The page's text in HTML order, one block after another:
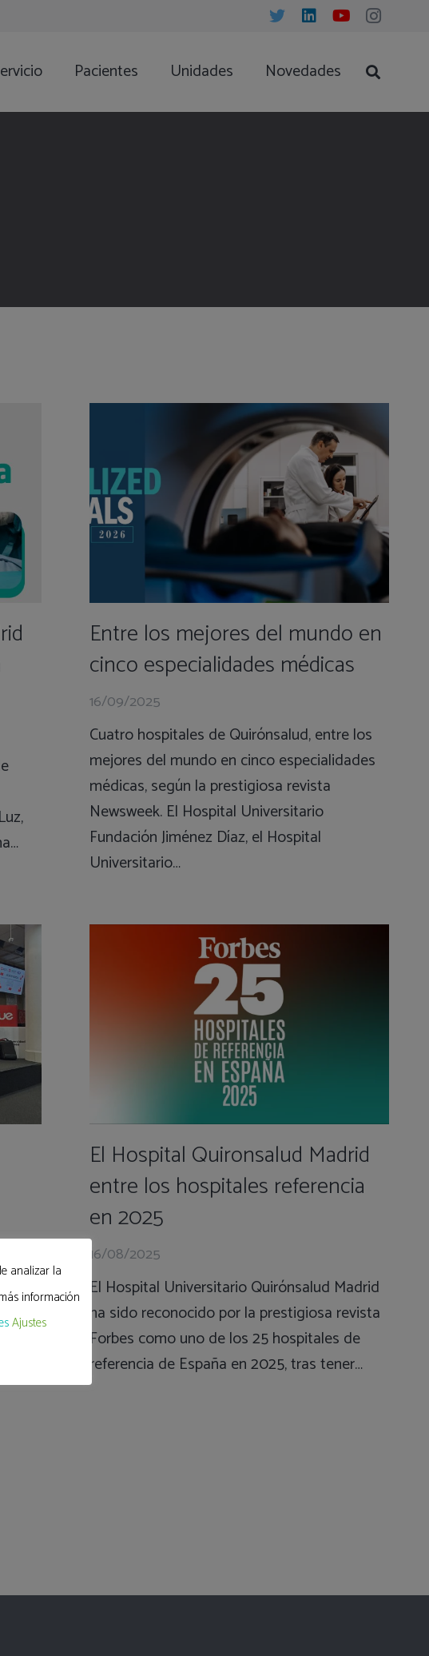
Pacientes Unidades Novedades
Entre los mejores del mundo en
cinco especialidades médicas
16/09/2025
Cuatro hospitales de Quirónsalud, entre los
mejores del mundo en cinco especialidades
médicas, según la prestigiosa revista
Newsweek. El Hospital Universitario
Fundación Jiménez Díaz, el Hospital
Universitario…
El Hospital Quironsalud Madrid
entre los hospitales referencia
en 2025
16/08/2025
El Hospital Universitario Quirónsalud Madrid
ha sido reconocido por la prestigiosa revista
Forbes como uno de los 25 hospitales de
referencia de España en 2025, tras tener…
analizar la
información
Ajustes